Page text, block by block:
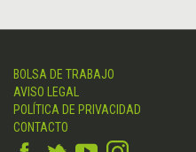
BOLSA DE TRABAJO
AVISO LEGAL
POLÍTICA DE PRIVACIDAD
CONTACTO